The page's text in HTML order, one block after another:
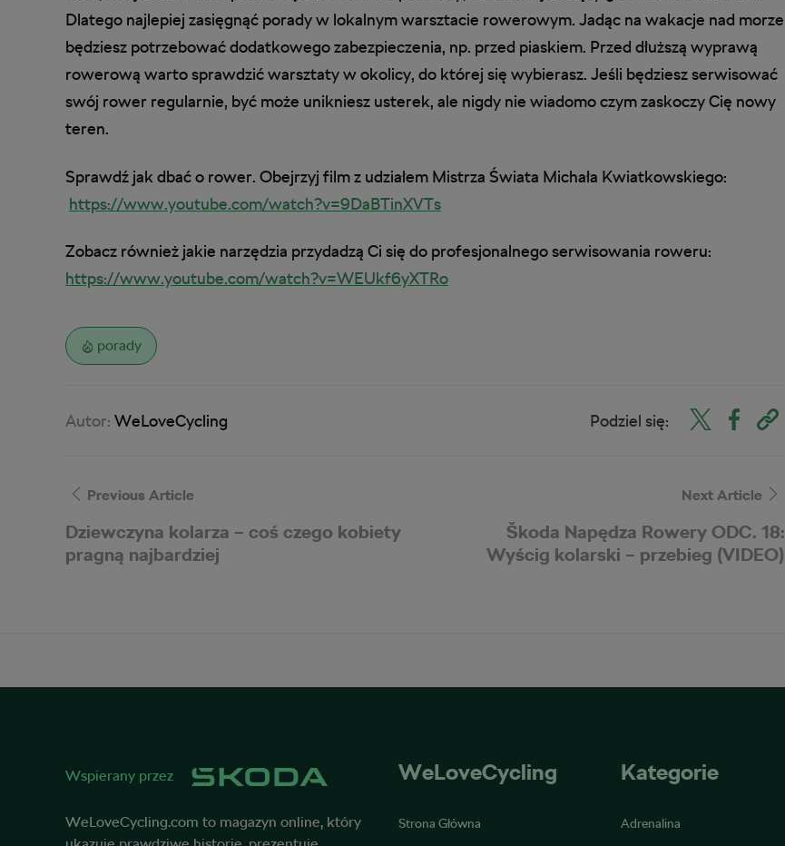
Dlatego najlepiej zasięgnąć porady w lokalnym warsztacie rowerowym. Jadąc na wakacje nad morze
będziesz potrzebować dodatkowego zabezpieczenia, np. przed piaskiem. Przed dłuższą wyprawą
rowerową warto sprawdzić warsztaty w okolicy, do której się wybierasz. Jeśli będziesz serwisować
swój rower regularnie, być może unikniesz usterek, ale nigdy nie wiadomo czym zaskoczy Cię nowy
teren.
Sprawdź jak dbać o rower. Obejrzyj film z udziałem Mistrza Świata Michała Kwiatkowskiego:
https://www.youtube.com/watch?v=9DaBTinXVTs
Zobacz również jakie narzędzia przydadzą Ci się do profesjonalnego serwisowania roweru:
https://www.youtube.com/watch?v=WEUkf6yXTRo
porady
Autor: WeLoveCycling Podziel się:
Previous Article
Dziewczyna kolarza – coś czego kobiety
pragną najbardziej
Next Article
Škoda Napędza Rowery ODC. 18:
Wyścig kolarski – przebieg (VIDEO)
Wspierany przez
WeLoveCycling.com to magazyn online, który
WeLoveCycling
Strona Główna
Kategorie
Adrenalina